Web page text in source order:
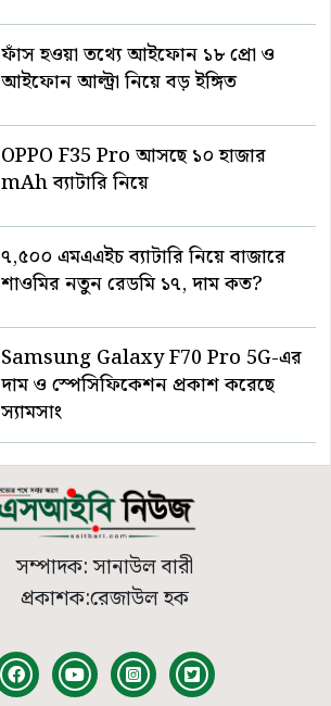
ফাঁস হওয়া তথ্যে আইফোন ১৮ প্রো ও
আইফোন আল্ট্রা নিয়ে বড় ইঙ্গিত
OPPO F35 Pro আসছে ১০ হাজার
mAh ব্যাটারি নিয়ে
৭,৫০০ এমএএইচ ব্যাটারি নিয়ে বাজারে
শাওমির নতুন রেডমি ১৭, দাম কত?
Samsung Galaxy F70 Pro 5G-এর
দাম ও স্পেসিফিকেশন প্রকাশ করেছে
স্যামসাং
সম্পাদক: সানাউল বারী
প্রকাশক:রেজাউল হক